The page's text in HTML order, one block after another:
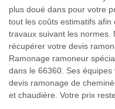
plus doué dans pour votre
tout les coûts estimatifs
travaux suivant les normes.
récupérer votre devis
Ramonage ramoneur
dans le 66360. Ses
devis ramonage de
et chaudière. Votre prix